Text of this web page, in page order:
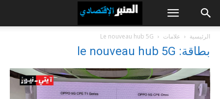
الرئيسية علامات Le nouveau hub 5G
بطاقة: le nouveau hub 5G